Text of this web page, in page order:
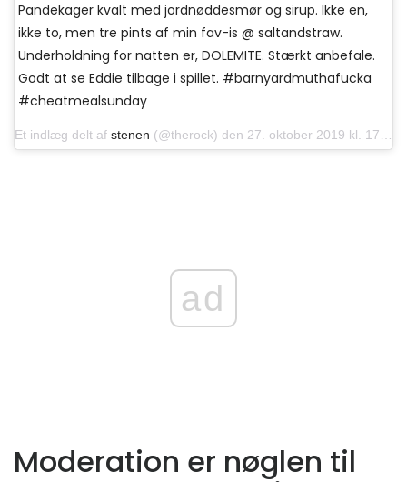
Pandekager kvalt med jordnøddesmør og sirup. Ikke en,
ikke to, men tre pints af min fav-is @ saltandstraw.
Underholdning for natten er, DOLEMITE. Stærkt anbefale.
Godt at se Eddie tilbage i spillet. #barnyardmuthafucka
#cheatmealsunday
Et indlæg delt af stenen (@therock) den 27. oktober 2019 kl. 17:56 PDT
ad
Moderation er nøglen til